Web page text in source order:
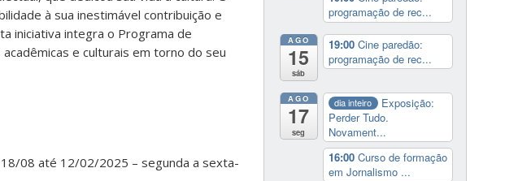
à sua inestimável contribuição e
iniciativa integra o Programa de
e culturais em torno do seu
08 até 12/02/2025 – segunda a sexta-
programação de rec...
AGO
15
sáb
19:00 Cine paredão:
programação de rec...
AGO
17
seg
dia inteiro
Exposição:
Perder Tudo.
Novament...
16:00 Curso de formação
em Jornalismo ...